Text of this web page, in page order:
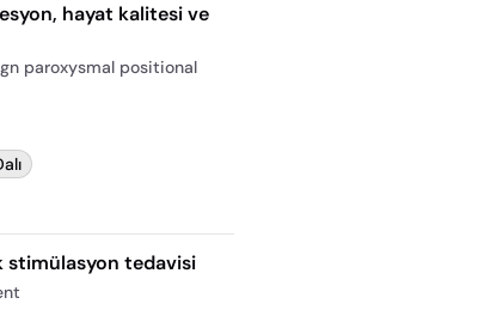
hayat kalitesi ve
paroxysmal positional
stimülasyon tedavisi